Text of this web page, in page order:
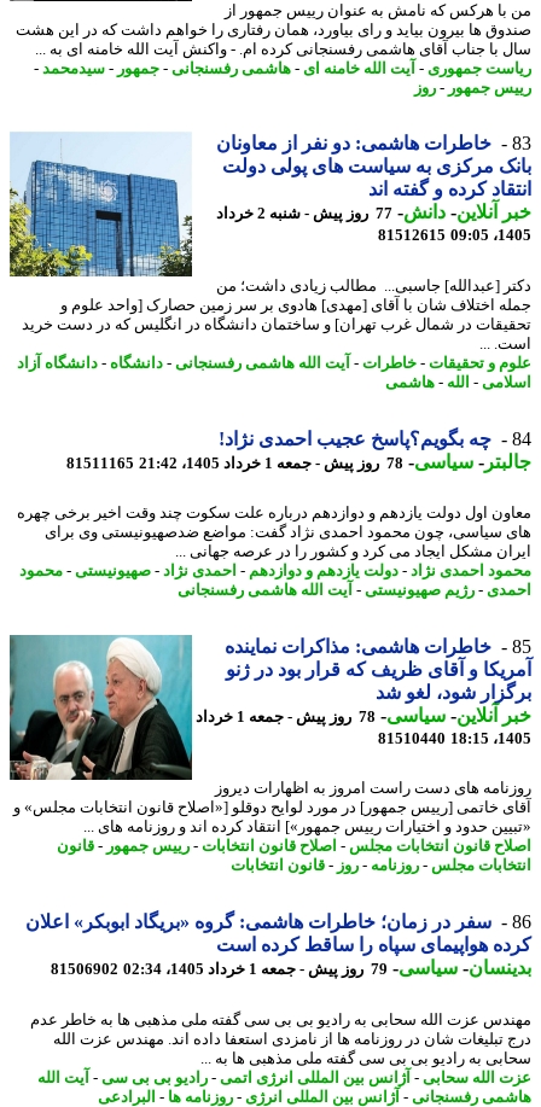
هرکس که نامش به عنوان رییس جمهور از
ها بیرون بیاید و رای بیاورد، همان رفتاری را خواهم داشت که در این هشت
با جناب آقای هاشمی رفسنجانی کرده ام. - واکنش آیت الله خامنه ای به ...
جمهوری- آیت الله خامنه ای- هاشمی رفسنجانی-جمهور-سیدمحمد-
جمهور-روز
خاطرات هاشمی: دو نفر از معاونان
مرکزی به سیاست های پولی دولت
کرده و گفته اند
آنلاین-دانش -
77 روز پیش - شنبه 2 خرداد
81512615
[عبدالله] جاسبی... مطالب زیادی داشت؛ من
اختلاف شان با آقای [مهدی] هادوی بر سر زمین حصارک [واحد علوم و
در شمال غرب تهران] و ساختمان دانشگاه در انگلیس که در دست خرید
...
و تحقیقات-خاطرات- آیت الله هاشمی رفسنجانی-دانشگاه-دانشگاه آزاد
-الله-هاشمی
چه بگویم؟پاسخ عجیب احمدی نژاد!
-سیاسی-78 روز پیش - جمعه 1 خرداد 1405، 21:42 81511165
اول دولت یازدهم و دوازدهم درباره علت سکوت چند وقت اخیر برخی چهره
سیاسی، چون محمود احمدی نژاد گفت: مواضع ضدصهیونیستی وی برای
مشکل ایجاد می کرد و کشور را در عرصه جهانی ...
احمدی نژاد -دولت یازدهم و دوازدهم -احمدی نژاد -صهیونیستی-محمود
-رژیم صهیونیستی-آیت الله هاشمی رفسنجانی
خاطرات هاشمی: مذاکرات نماینده
و آقای ظریف که قرار بود در ژنو
شود، لغو شد
آنلاین-سیاسی-
78 روز پیش - جمعه 1 خرداد
81510440
های دست راست امروز به اظهارات دیروز
خاتمی [رییس جمهور] در مورد لوایح دوقلو [«اصلاح قانون انتخابات مجلس» و
حدود و اختیارات رییس جمهور»] انتقاد کرده اند و روزنامه های ...
قانون انتخابات مجلس-اصلاح قانون انتخابات-رییس جمهور-قانون
مجلس-روزنامه -روز- قانون انتخابات
سفر در زمان؛ خاطرات هاشمی: گروه «بریگاد ابوبکر» اعلان
هواپیمای سپاه را ساقط کرده است
-سیاسی-79 روز پیش - جمعه 1 خرداد 1405، 02:34 81506902
عزت الله سحابی به رادیو بی بی سی گفته ملی مذهبی ها به خاطر عدم
تبلیغات شان در روزنامه ها از نامزدی استعفا داده اند. مهندس عزت الله
به رادیو بی بی سی گفته ملی مذهبی ها به ...
الله سحابی-آژانس بین المللی انرژی اتمی -رادیو بی بی سی -آیت الله
رفسنجانی-آژانس بین المللی انرژی-روزنامه ها- البرادعی